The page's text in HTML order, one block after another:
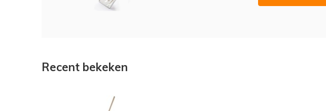
Recent bekeken